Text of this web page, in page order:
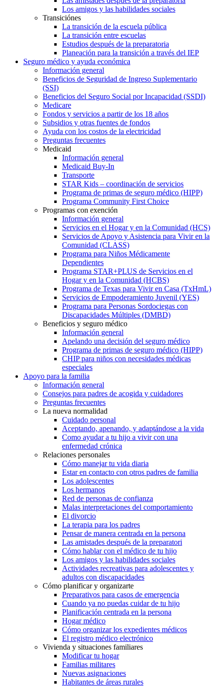
Los amigos y las habilidades sociales
Transiciónes
La transición de la escuela pública
La transición entre escuelas
Estudios después de la preparatoria
Planeación para la transición a través del IEP
Seguro médico y ayuda económica
Información general
Beneficios de Seguridad de Ingreso Suplementario
(SSI)
Beneficios del Seguro Social por Incapacidad (SSDI)
Medicare
Fondos y servicios a partir de los 18 años
Subsidios y otras fuentes de fondos
Ayuda con los costos de la electricidad
Preguntas frecuentes
Medicaid
Información general
Medicaid Buy-In
Transporte
STAR Kids – coordinación de servicios
Programa de primas de seguro médico (HIPP)
Programa Community First Choice
Programas con exención
Información general
Servicios en el Hogar y en la Comunidad (HCS)
Servicios de Apoyo y Asistencia para Vivir en la
Comunidad (CLASS)
Programa para Niños Médicamente
Dependientes
Programa STAR+PLUS de Servicios en el
Hogar y en la Comunidad (HCBS)
Programa de Texas para Vivir en Casa (TxHmL)
Servicios de Empoderamiento Juvenil (YES)
Programa para Personas Sordociegas con
Discapacidades Múltiples (DMBD)
Beneficios y seguro médico
Información general
Apelando una decisión del seguro médico
Programa de primas de seguro médico (HIPP)
CHIP para niños con necesidades médicas
especiales
Apoyo para la familia
Información general
Consejos para padres de acogida y cuidadores
Preguntas frecuentes
La nueva normalidad
Cuidado personal
Aceptando, apenando, y adaptándose a la vida
Como ayudar a tu hijo a vivir con una
enfermedad crónica
Relaciones personales
Cómo manejar tu vida diaria
Estar en contacto con otros padres de familia
Los adolescentes
Los hermanos
Red de personas de confianza
Malas interpretaciones del comportamiento
El divorcio
La terapia para los padres
Pensar de manera centrada en la persona
Las amistades después de la preparatori
Cómo hablar con el médico de tu hijo
Los amigos y las habilidades sociales
Actividades recreativas para adolescentes y
adultos con discapacidades
Cómo planificar y organizarte
Preparativos para casos de emergencia
Cuando ya no puedas cuidar de tu hijo
Planificación centrada en la persona
Hogar médico
Cómo organizar los expedientes médicos
El registro médico electrónico
Vivienda y situaciones familiares
Modificar tu hogar
Familias militares
Nuevas asignaciones
Habitantes de áreas rurales